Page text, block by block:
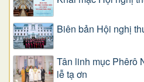
Biên bản Hội nghị
Tân linh mục Phêrô
lễ tạ ơn